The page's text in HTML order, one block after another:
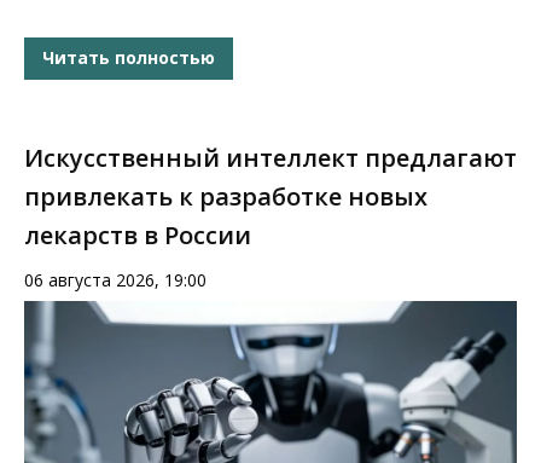
Читать полностью
Искусственный интеллект предлагают
привлекать к разработке новых
лекарств в России
06 августа 2026, 19:00